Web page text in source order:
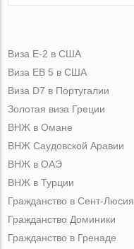
Виза Е-2 в США
Виза ЕВ 5 в США
Виза D7 в Португалии
Золотая виза Греции
ВНЖ в Омане
ВНЖ Саудовской Аравии
ВНЖ в ОАЭ
ВНЖ в Турции
Гражданство в Сент-Люсия
Гражданство Доминики
Гражданство в Гренаде